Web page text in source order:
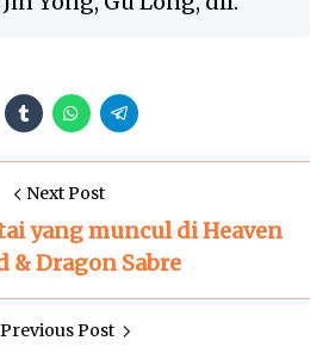
Next Post
yang muncul di Heaven
& Dragon Sabre
Previous Post